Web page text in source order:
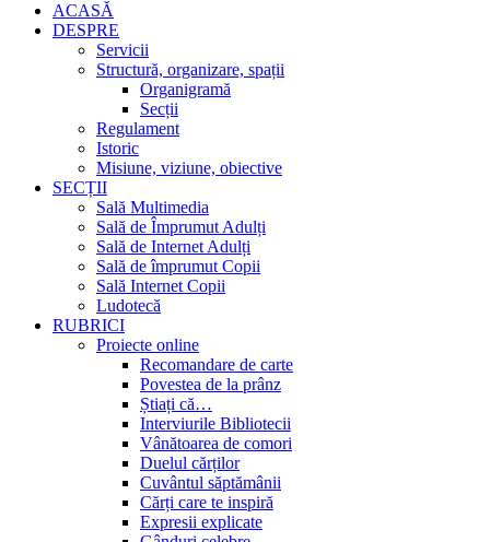
ACASĂ
DESPRE
Servicii
Structură, organizare, spații
Organigramă
Secții
Regulament
Istoric
Misiune, viziune, obiective
SECȚII
Sală Multimedia
Sală de Împrumut Adulți
Sală de Internet Adulți
Sală de împrumut Copii
Sală Internet Copii
Ludotecă
RUBRICI
Proiecte online
Recomandare de carte
Povestea de la prânz
Știați că…
Interviurile Bibliotecii
Vânătoarea de comori
Duelul cărților
Cuvântul săptămânii
Cărți care te inspiră
Expresii explicate